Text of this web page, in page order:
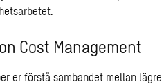
Cost Management
er förstå sambandet mellan